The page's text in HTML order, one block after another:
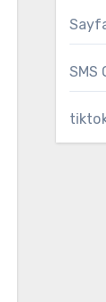
SMS